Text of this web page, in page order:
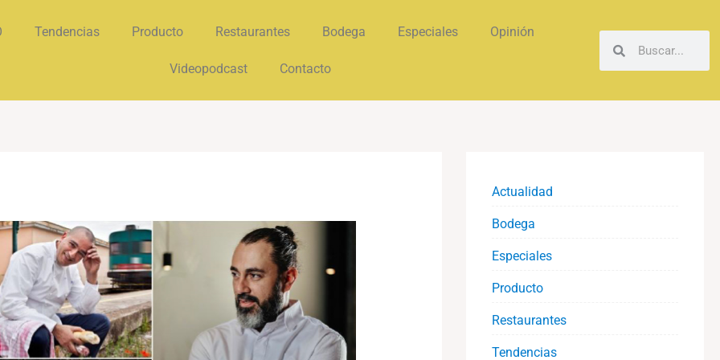
Tendencias Producto Restaurantes Bodega Especiales Opinión
Videopodcast Contacto
Buscar
Actualidad
Bodega
Especiales
Producto
Restaurantes
Tendencias